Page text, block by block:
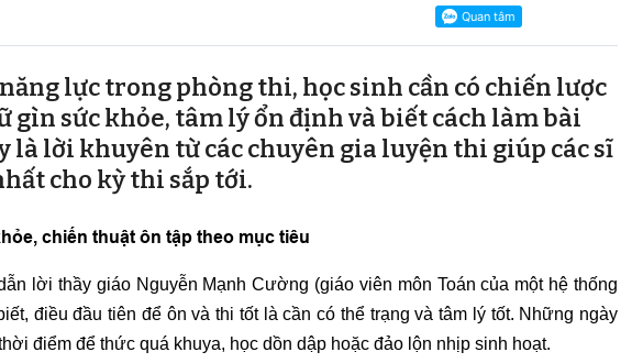
lực trong phòng thi, học sinh cần có chiến lược
gìn sức khỏe, tâm lý ổn định và biết cách làm bài
là lời khuyên từ các chuyên gia luyện thi giúp các sĩ
cho kỳ thi sắp tới.
chiến thuật ôn tập theo mục tiêu
lời thầy giáo Nguyễn Mạnh Cường (giáo viên môn Toán của một hệ thống
điều đầu tiên để ôn và thi tốt là cần có thể trạng và tâm lý tốt. Những ngày
điểm để thức quá khuya, học dồn dập hoặc đảo lộn nhịp sinh hoạt.